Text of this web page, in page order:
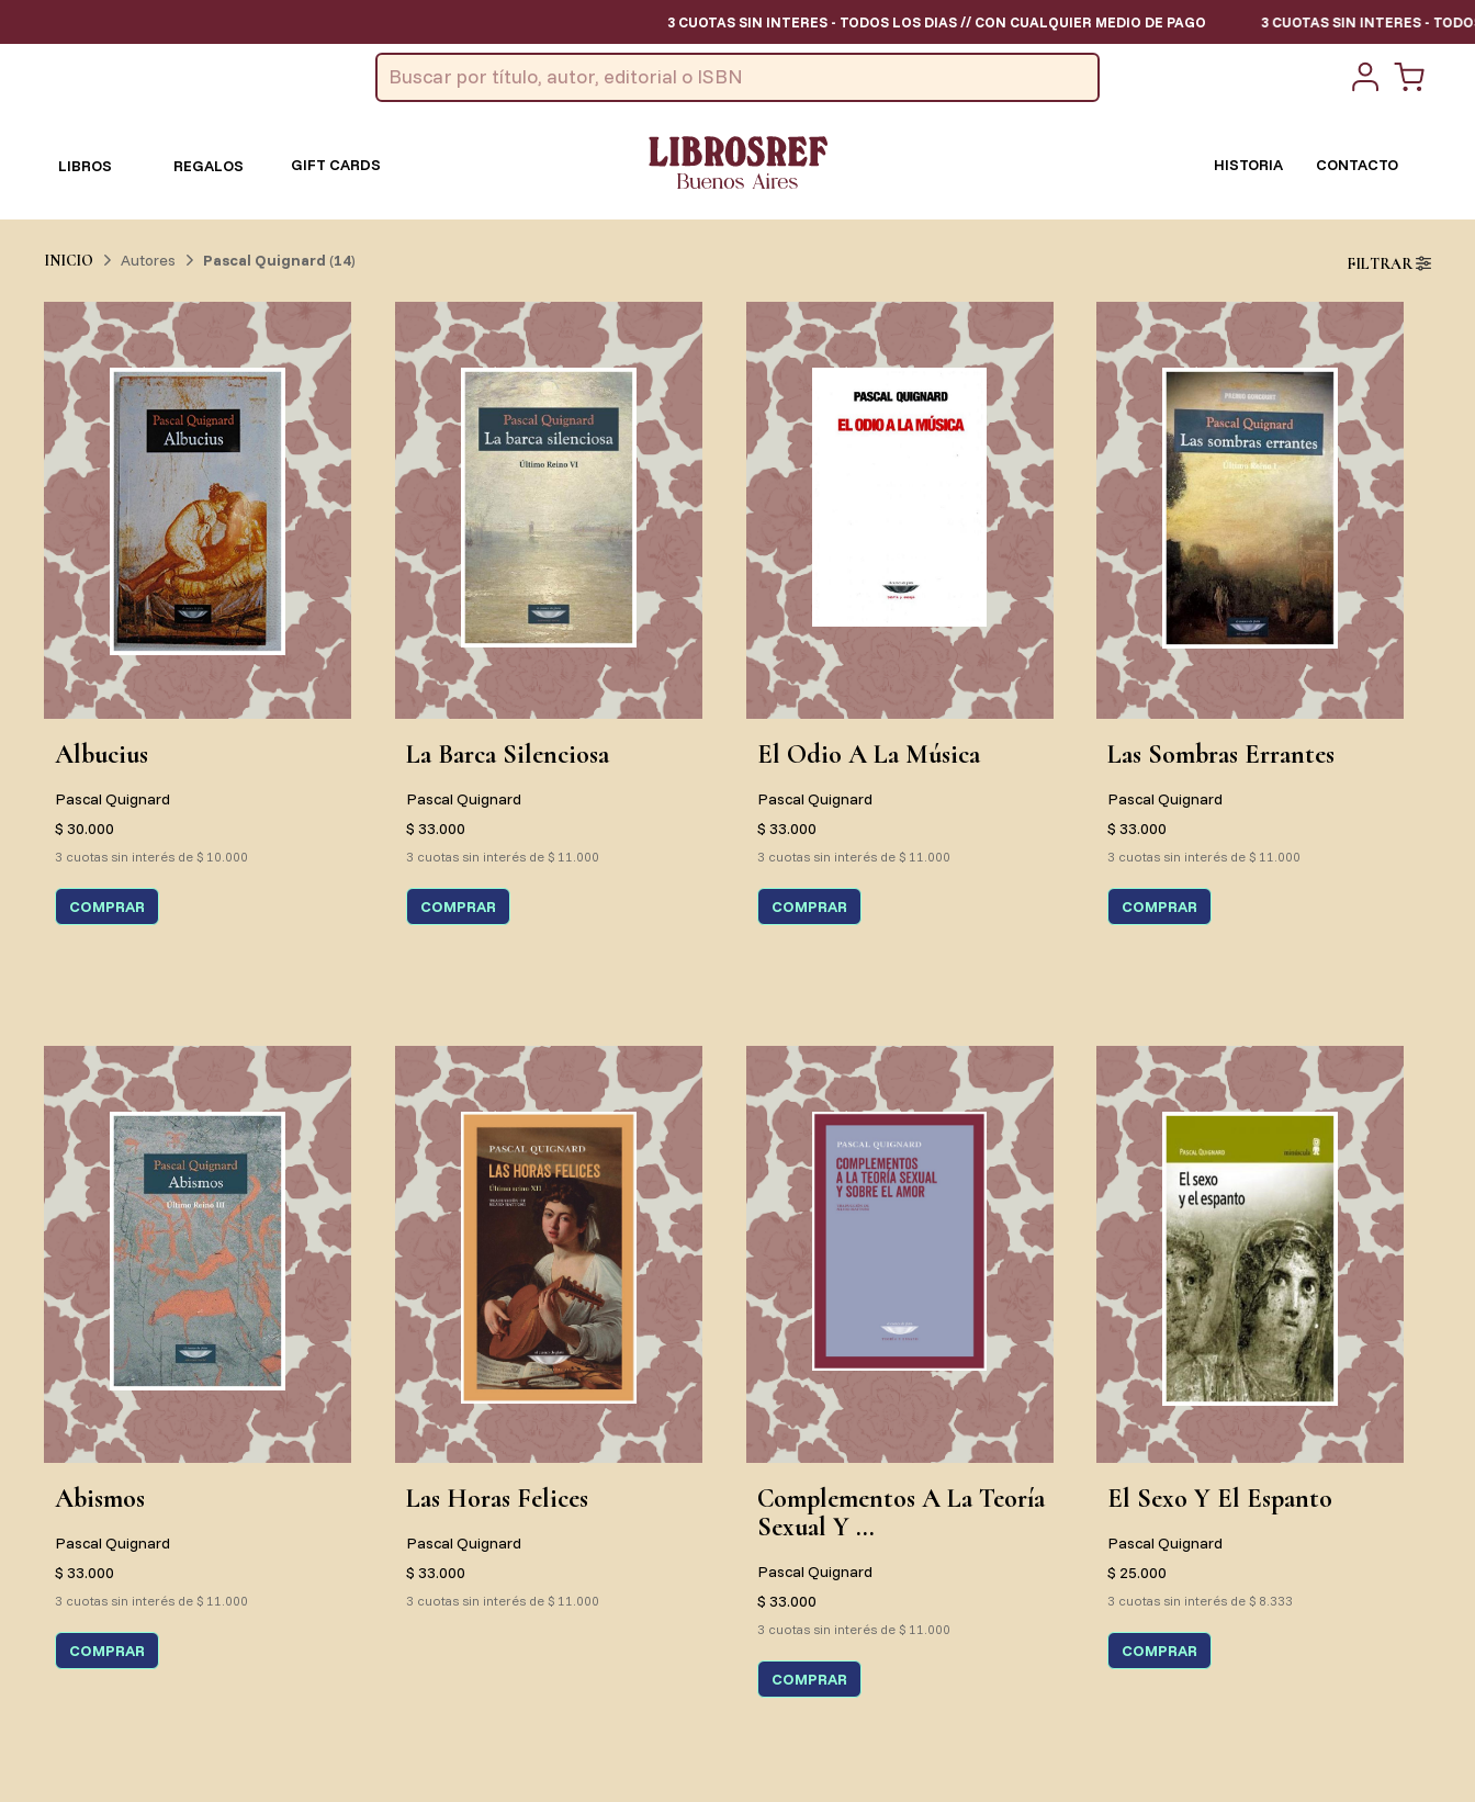
3 CUOTAS SIN INTERES - TODOS LOS DIAS // CON CUALQUIER MEDIO DE PAGO 3 CUOTAS SIN INTERES - TODOS LOS DIAS //
LIBROS REGALOS GIFT CARDS HISTORIA CONTACTO
FILTRAR
INICIO Autores Pascal Quignard (14)
Albucius
Pascal Quignard
$ 30.000
3 cuotas sin interés de $ 10.000
COMPRAR
La Barca Silenciosa
Pascal Quignard
$ 33.000
3 cuotas sin interés de $ 11.000
COMPRAR
El Odio A La Música
Pascal Quignard
$ 33.000
3 cuotas sin interés de $ 11.000
COMPRAR
Las Sombras Errantes
Pascal Quignard
$ 33.000
3 cuotas sin interés de $ 11.000
COMPRAR
Abismos
Pascal Quignard
$ 33.000
3 cuotas sin interés de $ 11.000
COMPRAR
Las Horas Felices
Pascal Quignard
$ 33.000
3 cuotas sin interés de $ 11.000
Complementos A La Teoría
Sexual Y ...
Pascal Quignard
$ 33.000
3 cuotas sin interés de $ 11.000
COMPRAR
El Sexo Y El Espanto
Pascal Quignard
$ 25.000
3 cuotas sin interés de $ 8.333
COMPRAR